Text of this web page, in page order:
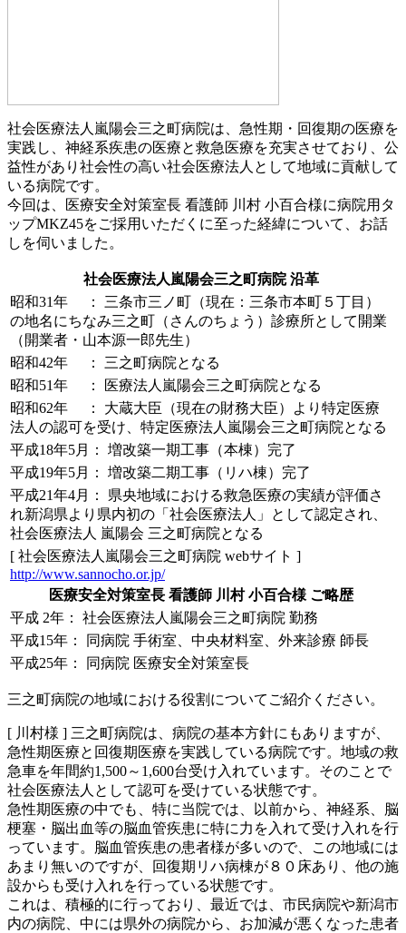
社会医療法人嵐陽会三之町病院は、急性期・回復期の医療を
実践し、神経系疾患の医療と救急医療を充実させており、公
益性があり社会性の高い社会医療法人として地域に貢献して
いる病院です。
今回は、医療安全対策室長 看護師 川村 小百合様に病院用タ
ップMKZ45をご採用いただくに至った経緯について、お話
しを伺いました。
社会医療法人嵐陽会三之町病院 沿革
昭和31年 ：
三条市三ノ町（現在：三条市本町５丁目）
の地名にちなみ三之町（さんのちょう）診療所として開業
（開業者・山本源一郎先生）
昭和42年 ：
三之町病院となる
昭和51年 ：
医療法人嵐陽会三之町病院となる
昭和62年 ：
大蔵大臣（現在の財務大臣）より特定医療
法人の認可を受け、特定医療法人嵐陽会三之町病院となる
平成18年5月：
増改築一期工事（本棟）完了
平成19年5月：
増改築二期工事（リハ棟）完了
平成21年4月：
県央地域における救急医療の実績が評価さ
れ新潟県より県内初の「社会医療法人」として認定され、
社会医療法人 嵐陽会 三之町病院となる
[ 社会医療法人嵐陽会三之町病院 webサイト ]
http://www.sannocho.or.jp/
医療安全対策室長 看護師 川村 小百合様 ご略歴
平成 2年：
社会医療法人嵐陽会三之町病院 勤務
平成15年：
同病院 手術室、中央材料室、外来診療 師長
平成25年：
同病院 医療安全対策室長
三之町病院の地域における役割についてご紹介ください。
[ 川村様 ] 三之町病院は、病院の基本方針にもありますが、
急性期医療と回復期医療を実践している病院です。地域の救
急車を年間約1,500～1,600台受け入れています。そのことで
社会医療法人として認可を受けている状態です。
急性期医療の中でも、特に当院では、以前から、神経系、脳
梗塞・脳出血等の脳血管疾患に特に力を入れて受け入れを行
っています。脳血管疾患の患者様が多いので、この地域には
あまり無いのですが、回復期リハ病棟が８０床あり、他の施
設からも受け入れを行っている状態です。
これは、積極的に行っており、最近では、市民病院や新潟市
内の病院、中には県外の病院から、お加減が悪くなった患者